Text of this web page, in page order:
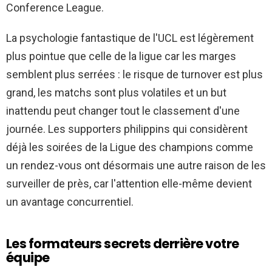
Conference League.
La psychologie fantastique de l'UCL est légèrement
plus pointue que celle de la ligue car les marges
semblent plus serrées : le risque de turnover est plus
grand, les matchs sont plus volatiles et un but
inattendu peut changer tout le classement d'une
journée. Les supporters philippins qui considèrent
déjà les soirées de la Ligue des champions comme
un rendez-vous ont désormais une autre raison de les
surveiller de près, car l'attention elle-même devient
un avantage concurrentiel.
Les formateurs secrets derrière votre
équipe